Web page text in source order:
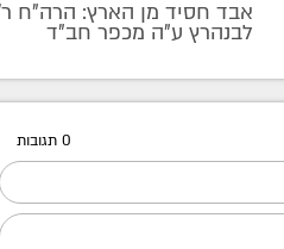
אבד חסיד מן הארץ: הרה"ח
לבנהרץ ע"ה מכפר חב"ד
0 תגובות